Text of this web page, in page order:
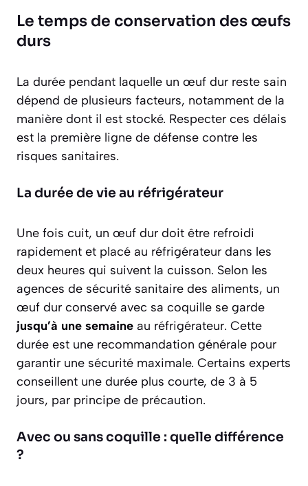
Le temps de conservation des œufs
durs
La durée pendant laquelle un œuf dur reste sain
dépend de plusieurs facteurs, notamment de la
manière dont il est stocké. Respecter ces délais
est la première ligne de défense contre les
risques sanitaires.
La durée de vie au réfrigérateur
Une fois cuit, un œuf dur doit être refroidi
rapidement et placé au réfrigérateur dans les
deux heures qui suivent la cuisson. Selon les
agences de sécurité sanitaire des aliments, un
œuf dur conservé avec sa coquille se garde
jusqu’à une semaine au réfrigérateur. Cette
durée est une recommandation générale pour
garantir une sécurité maximale. Certains experts
conseillent une durée plus courte, de 3 à 5
jours, par principe de précaution.
Avec ou sans coquille : quelle différence
?